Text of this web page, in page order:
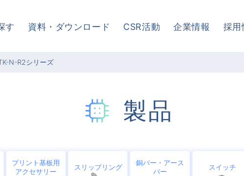
す 資料・ダウンロード CSR活動 企業情報 採用
N-R2シリーズ
製品
プリント基板用
アクセサリー
スリップリング
銅バー・アース
バー
スイッチ